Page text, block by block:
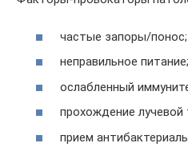
частые запоры/понос;
неправильное питание;
ослабленный
прохождение лучевой
прием